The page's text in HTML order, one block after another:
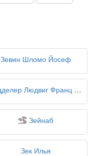
Зевин Шломо Йосеф
Зедделер Людвиг Франц Ксавье фон
персонаж
Зейнаб
Зек Илья